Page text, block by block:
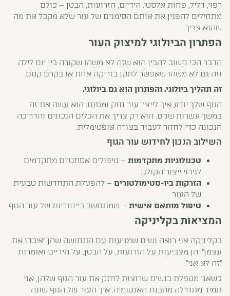
רפוי, דליל, פחות אלסטי. הידיים, הזרועות, הבטן – כולם
מתחילים להפגין את אותם הסימנים של עור שלא מקבל את מה
שהוא צריך.
הפתרון הביולוגי למיצוק העור
הדבר הכי חשוב להבין הוא שזה לא משהו שקורה בין יום לילה.
וזה גם לא משהו שאפשר לתקן בזריקה אחת או בקרם קסם.
זה תהליך ביולוגי. והפתרון הוא גם ביולוגי.
הגוף שלך יודע איך לייצר עור חזק ומתוח. הוא עשה את זה
במשך עשרות שנים. הוא רק צריך את הכלים הנכונים והדריכה
הנכונה כדי לחזור לעבוד בצורה אופטימלית.
השילוב הנכון לחידוש עור הגוף
טכנולוגיות מתקדמות – טיפולים אסתטיים מתקדמים
לגירוי ייצור הקולגן
הזרקות ביו-סטימולטורים – להפעלת התחדשות טבעית
של העור
טיפול מותאם אישית – שמתחשב בייחודיות של עור הגוף
המציאות בקליניקה
בקליניקה אני רואה נשים שמגיעות עם התחושה שהן "איבדו את
עצמן". הן מצביעות על הזרועות, על הבטן, על הידיים ואומרות
"זה לא אני".
כשאני מטפלת בנשים שרוצות לחזק את עור הגוף שלהן, אני
תמיד מתחילה מהבנת האנטומיה. איך העור של הגוף שונה